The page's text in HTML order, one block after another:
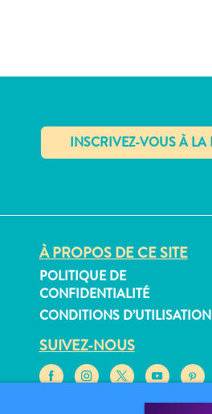
À PROPOS DE CE SITE
POLITIQUE DE
CONFIDENTIALITÉ
CONDITIONS D’UTILISATION
SUIVEZ-NOUS